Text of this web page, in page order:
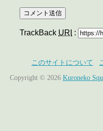
TrackBack URI :
このサイトについて
Copyright © 2026 Kuroneko